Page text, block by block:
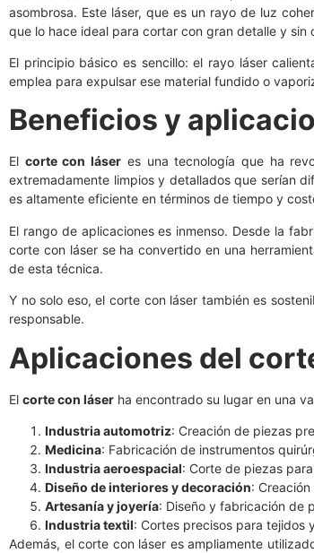
asombrosa. Este láser, que es un rayo de luz
que lo hace ideal para cortar con gran detalle y
El principio básico es sencillo: el rayo láser
emplea para expulsar ese material fundido o
Beneficios y
El corte con láser es una tecnología que ha
extremadamente limpios y detallados que serían
es altamente eficiente en términos de tiempo y
El rango de aplicaciones es inmenso. Desde la
corte con láser se ha convertido en una
de esta técnica.
Y no solo eso, el corte con láser también es
responsable.
Aplicaciones del
El corte con láser ha encontrado su lugar en una
Industria automotriz: Creación de piezas
Medicina: Fabricación de instrumentos
Industria aeroespacial: Corte de piezas
Diseño de interiores y decoración:
Artesanía y joyería: Diseño y fabricación de
Industria textil: Cortes precisos para tejidos
Además, el corte con láser es ampliamente